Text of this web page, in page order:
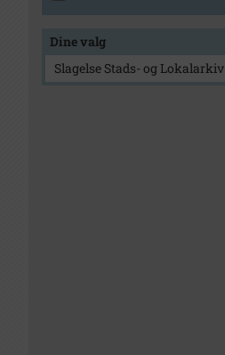
Dine valg
Slagelse Stads- og Lokalarkiv